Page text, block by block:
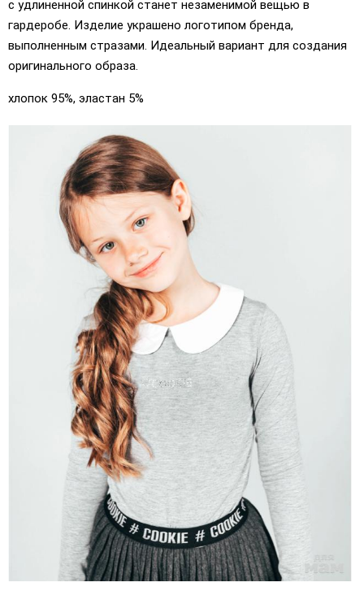
с удлиненной спинкой станет незаменимой вещью в
гардеробе. Изделие украшено логотипом бренда,
выполненным стразами. Идеальный вариант для создания
оригинального образа.
хлопок 95%, эластан 5%